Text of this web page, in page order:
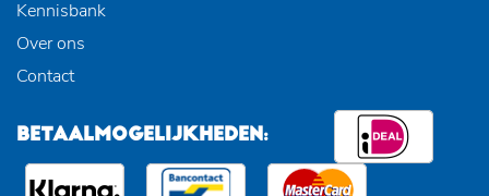
Kennisbank
Over ons
Contact
BETAALMOGELIJKHEDEN: